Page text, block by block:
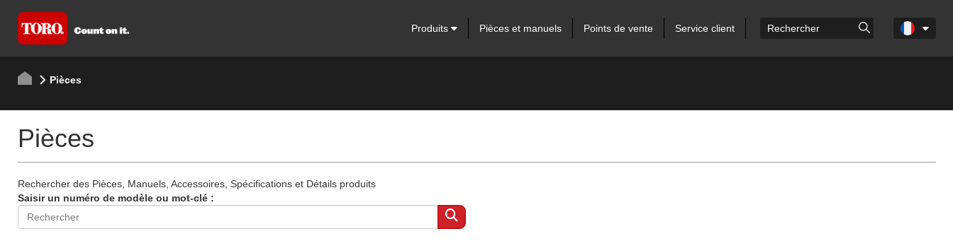
Produits Pièces et manuels Points de vente Service client
Pièces
Pièces
Rechercher des Pièces, Manuels, Accessoires, Spécifications et Détails produits
Saisir un numéro de modèle ou mot-clé :